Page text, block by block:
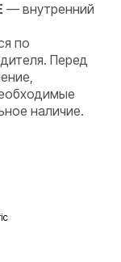
— внутренний
по
Перед
наличие.